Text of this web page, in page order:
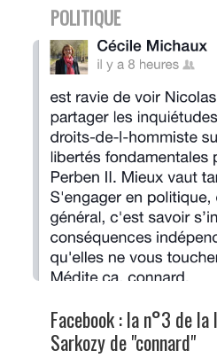
POLITIQUE
Facebook : la n°3 de
Sarkozy de "connard"